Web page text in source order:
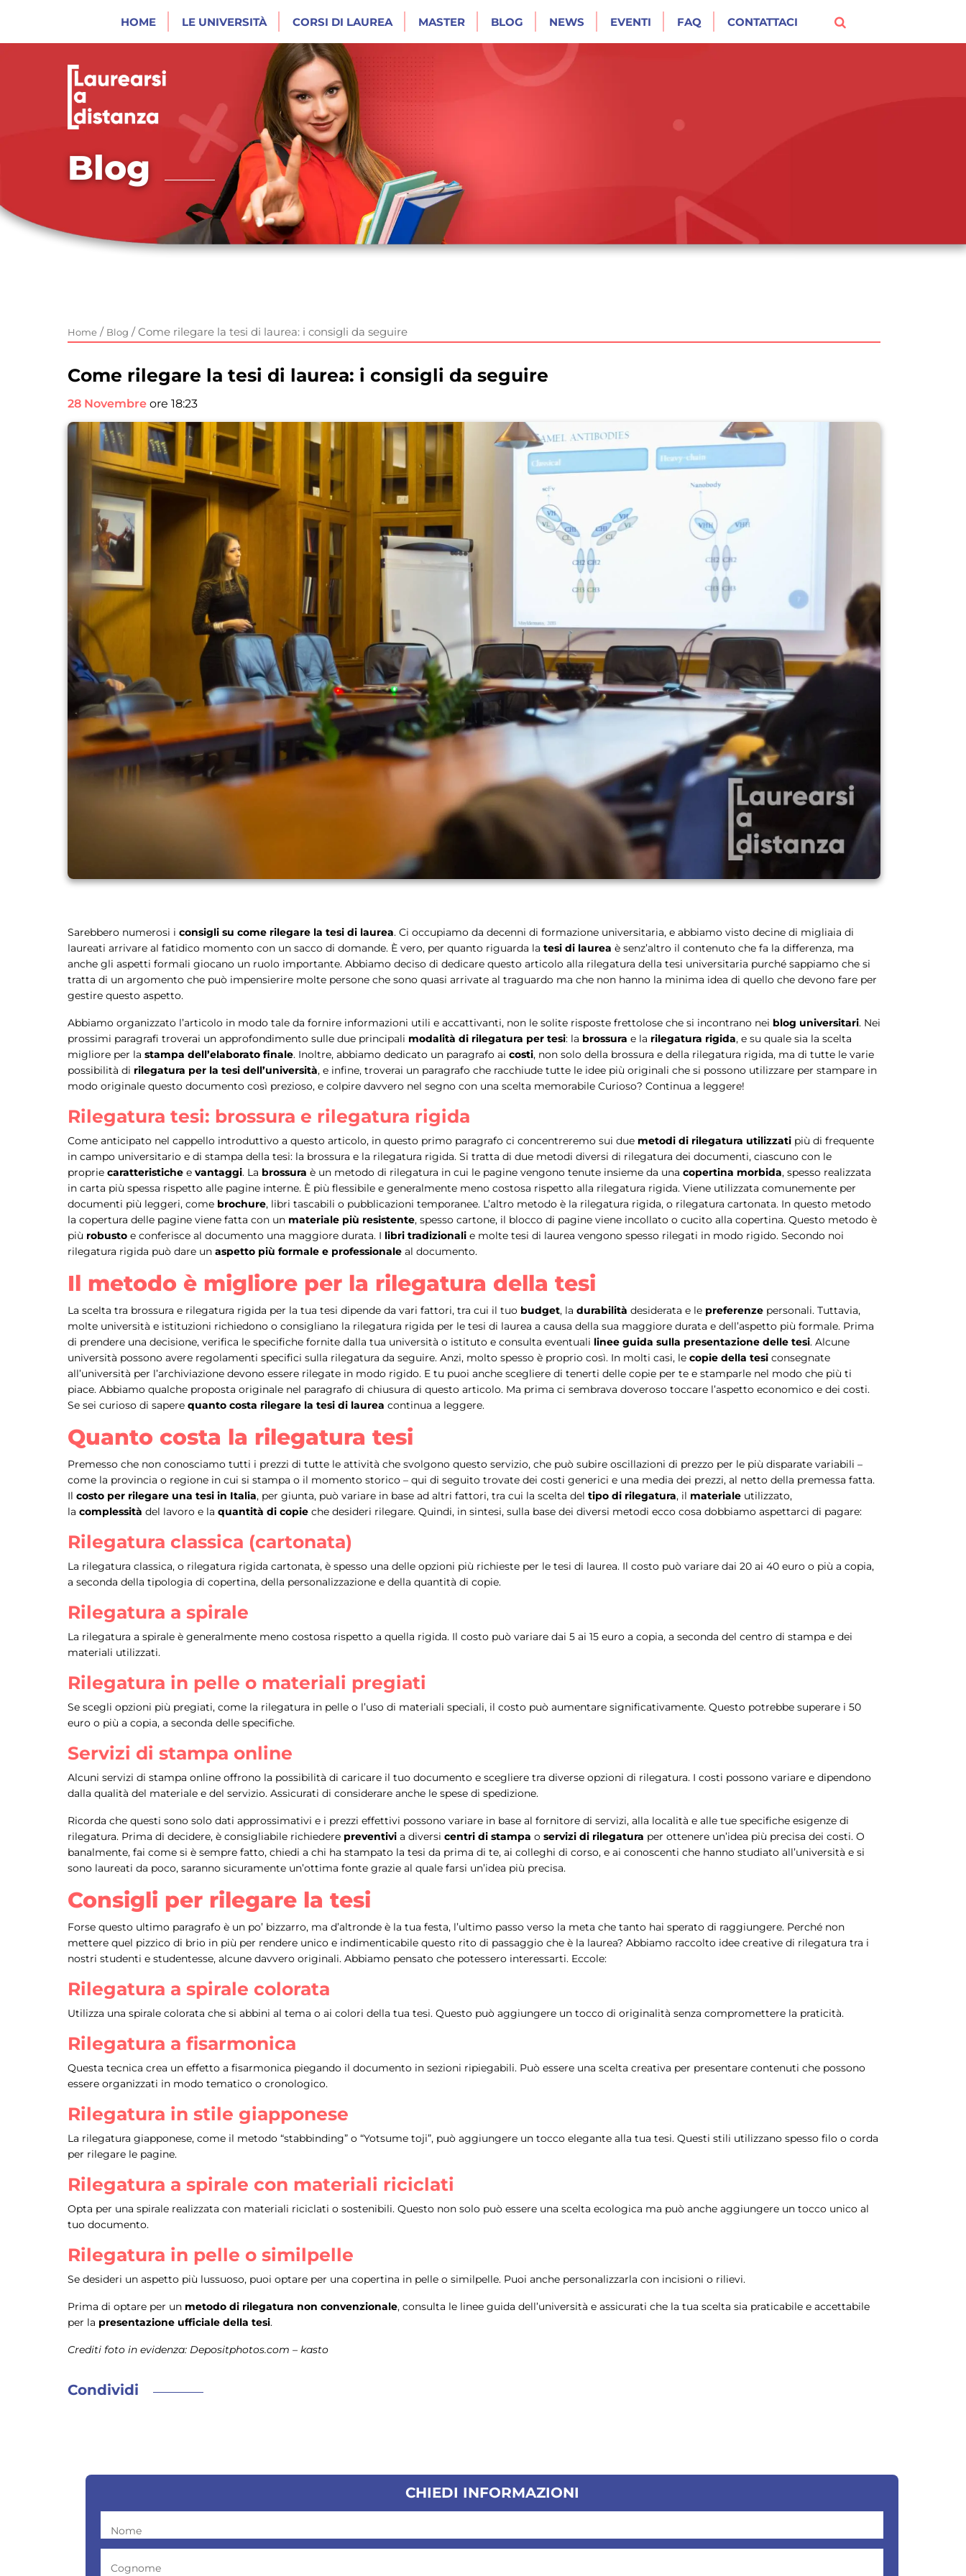
HOME LE UNIVERSITÀ CORSI DI LAUREA MASTER BLOG NEWS EVENTI FAQ CONTATTACI
Blog
Home / Blog / Come rilegare la tesi di laurea: i consigli da seguire
Come rilegare la tesi di laurea: i consigli da seguire
28 Novembre ore 18:23
Sarebbero numerosi i consigli su come rilegare la tesi di laurea. Ci occupiamo da decenni di formazione universitaria, e abbiamo visto decine di migliaia di
laureati arrivare al fatidico momento con un sacco di domande. È vero, per quanto riguarda la tesi di laurea è senz’altro il contenuto che fa la differenza, ma
anche gli aspetti formali giocano un ruolo importante. Abbiamo deciso di dedicare questo articolo alla rilegatura della tesi universitaria purché sappiamo che si
tratta di un argomento che può impensierire molte persone che sono quasi arrivate al traguardo ma che non hanno la minima idea di quello che devono fare per
gestire questo aspetto.
Abbiamo organizzato l’articolo in modo tale da fornire informazioni utili e accattivanti, non le solite risposte frettolose che si incontrano nei blog universitari. Nei
prossimi paragrafi troverai un approfondimento sulle due principali modalità di rilegatura per tesi: la brossura e la rilegatura rigida, e su quale sia la scelta
migliore per la stampa dell’elaborato finale. Inoltre, abbiamo dedicato un paragrafo ai costi, non solo della brossura e della rilegatura rigida, ma di tutte le varie
possibilità di rilegatura per la tesi dell’università, e infine, troverai un paragrafo che racchiude tutte le idee più originali che si possono utilizzare per stampare in
modo originale questo documento così prezioso, e colpire davvero nel segno con una scelta memorabile Curioso? Continua a leggere!
Rilegatura tesi: brossura e rilegatura rigida
Come anticipato nel cappello introduttivo a questo articolo, in questo primo paragrafo ci concentreremo sui due metodi di rilegatura utilizzati più di frequente
in campo universitario e di stampa della tesi: la brossura e la rilegatura rigida. Si tratta di due metodi diversi di rilegatura dei documenti, ciascuno con le
proprie caratteristiche e vantaggi. La brossura è un metodo di rilegatura in cui le pagine vengono tenute insieme da una copertina morbida, spesso realizzata
in carta più spessa rispetto alle pagine interne. È più flessibile e generalmente meno costosa rispetto alla rilegatura rigida. Viene utilizzata comunemente per
documenti più leggeri, come brochure, libri tascabili o pubblicazioni temporanee. L’altro metodo è la rilegatura rigida, o rilegatura cartonata. In questo metodo
la copertura delle pagine viene fatta con un materiale più resistente, spesso cartone, il blocco di pagine viene incollato o cucito alla copertina. Questo metodo è
più robusto e conferisce al documento una maggiore durata. I libri tradizionali e molte tesi di laurea vengono spesso rilegati in modo rigido. Secondo noi
rilegatura rigida può dare un aspetto più formale e professionale al documento.
Il metodo è migliore per la rilegatura della tesi
La scelta tra brossura e rilegatura rigida per la tua tesi dipende da vari fattori, tra cui il tuo budget, la durabilità desiderata e le preferenze personali. Tuttavia,
molte università e istituzioni richiedono o consigliano la rilegatura rigida per le tesi di laurea a causa della sua maggiore durata e dell’aspetto più formale. Prima
di prendere una decisione, verifica le specifiche fornite dalla tua università o istituto e consulta eventuali linee guida sulla presentazione delle tesi. Alcune
università possono avere regolamenti specifici sulla rilegatura da seguire. Anzi, molto spesso è proprio così. In molti casi, le copie della tesi consegnate
all’università per l’archiviazione devono essere rilegate in modo rigido. E tu puoi anche scegliere di tenerti delle copie per te e stamparle nel modo che più ti
piace. Abbiamo qualche proposta originale nel paragrafo di chiusura di questo articolo. Ma prima ci sembrava doveroso toccare l’aspetto economico e dei costi.
Se sei curioso di sapere quanto costa rilegare la tesi di laurea continua a leggere.
Quanto costa la rilegatura tesi
Premesso che non conosciamo tutti i prezzi di tutte le attività che svolgono questo servizio, che può subire oscillazioni di prezzo per le più disparate variabili –
come la provincia o regione in cui si stampa o il momento storico – qui di seguito trovate dei costi generici e una media dei prezzi, al netto della premessa fatta.
Il costo per rilegare una tesi in Italia, per giunta, può variare in base ad altri fattori, tra cui la scelta del tipo di rilegatura, il materiale utilizzato,
la complessità del lavoro e la quantità di copie che desideri rilegare. Quindi, in sintesi, sulla base dei diversi metodi ecco cosa dobbiamo aspettarci di pagare:
Rilegatura classica (cartonata)
La rilegatura classica, o rilegatura rigida cartonata, è spesso una delle opzioni più richieste per le tesi di laurea. Il costo può variare dai 20 ai 40 euro o più a copia,
a seconda della tipologia di copertina, della personalizzazione e della quantità di copie.
Rilegatura a spirale
La rilegatura a spirale è generalmente meno costosa rispetto a quella rigida. Il costo può variare dai 5 ai 15 euro a copia, a seconda del centro di stampa e dei
materiali utilizzati.
Rilegatura in pelle o materiali pregiati
Se scegli opzioni più pregiati, come la rilegatura in pelle o l’uso di materiali speciali, il costo può aumentare significativamente. Questo potrebbe superare i 50
euro o più a copia, a seconda delle specifiche.
Servizi di stampa online
Alcuni servizi di stampa online offrono la possibilità di caricare il tuo documento e scegliere tra diverse opzioni di rilegatura. I costi possono variare e dipendono
dalla qualità del materiale e del servizio. Assicurati di considerare anche le spese di spedizione.
Ricorda che questi sono solo dati approssimativi e i prezzi effettivi possono variare in base al fornitore di servizi, alla località e alle tue specifiche esigenze di
rilegatura. Prima di decidere, è consigliabile richiedere preventivi a diversi centri di stampa o servizi di rilegatura per ottenere un’idea più precisa dei costi. O
banalmente, fai come si è sempre fatto, chiedi a chi ha stampato la tesi da prima di te, ai colleghi di corso, e ai conoscenti che hanno studiato all’università e si
sono laureati da poco, saranno sicuramente un’ottima fonte grazie al quale farsi un’idea più precisa.
Consigli per rilegare la tesi
Forse questo ultimo paragrafo è un po’ bizzarro, ma d’altronde è la tua festa, l’ultimo passo verso la meta che tanto hai sperato di raggiungere. Perché non
mettere quel pizzico di brio in più per rendere unico e indimenticabile questo rito di passaggio che è la laurea? Abbiamo raccolto idee creative di rilegatura tra i
nostri studenti e studentesse, alcune davvero originali. Abbiamo pensato che potessero interessarti. Eccole:
Rilegatura a spirale colorata
Utilizza una spirale colorata che si abbini al tema o ai colori della tua tesi. Questo può aggiungere un tocco di originalità senza compromettere la praticità.
Rilegatura a fisarmonica
Questa tecnica crea un effetto a fisarmonica piegando il documento in sezioni ripiegabili. Può essere una scelta creativa per presentare contenuti che possono
essere organizzati in modo tematico o cronologico.
Rilegatura in stile giapponese
La rilegatura giapponese, come il metodo “stabbinding” o “Yotsume toji”, può aggiungere un tocco elegante alla tua tesi. Questi stili utilizzano spesso filo o corda
per rilegare le pagine.
Rilegatura a spirale con materiali riciclati
Opta per una spirale realizzata con materiali riciclati o sostenibili. Questo non solo può essere una scelta ecologica ma può anche aggiungere un tocco unico al
tuo documento.
Rilegatura in pelle o similpelle
Se desideri un aspetto più lussuoso, puoi optare per una copertina in pelle o similpelle. Puoi anche personalizzarla con incisioni o rilievi.
Prima di optare per un metodo di rilegatura non convenzionale, consulta le linee guida dell’università e assicurati che la tua scelta sia praticabile e accettabile
per la presentazione ufficiale della tesi.
Crediti foto in evidenza: Depositphotos.com – kasto
Condividi
CHIEDI INFORMAZIONI
Nome
Cognome